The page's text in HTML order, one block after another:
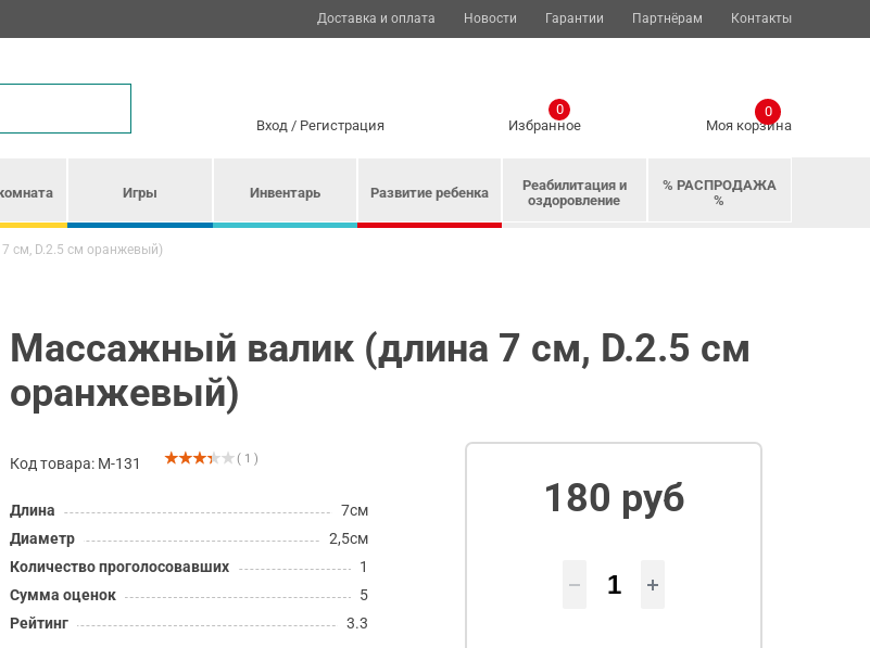
Доставка и оплата Новости Гарантии Партнёрам Контакты
Вход/ Регистрация Избранное
0
Моя корзина
0
Игры Инвентарь Развитие ребенка
Реабилитация и
оздоровление
% РАСПРОДАЖА
%
см, D.2.5 см оранжевый)
Массажный валик (длина 7 см, D.2.5 см
оранжевый)
Код товара: М-131 ( 1 )
Длина
7см
Диаметр
2,5см
Количество проголосовавших
1
Сумма оценок
5
Рейтинг
3.3
180 руб